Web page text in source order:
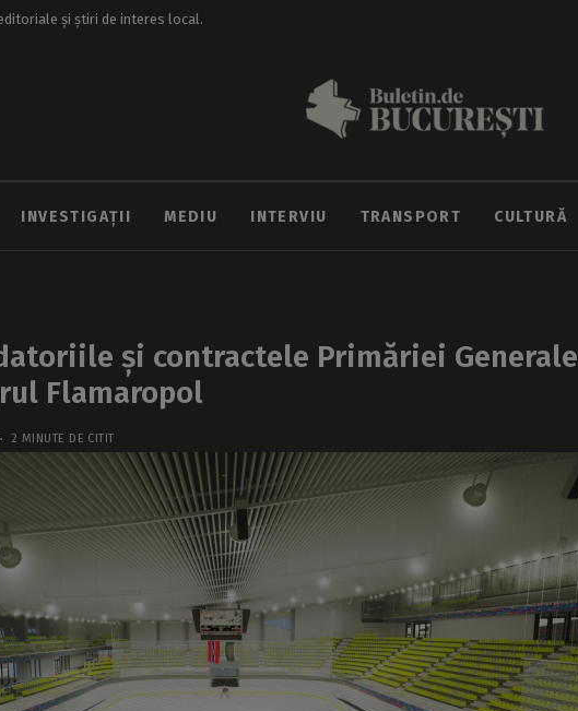
și știri de interes local.
INVESTIGAȚII MEDIU INTERVIU TRANSPORT CULTURĂ
și contractele Primăriei Generale
Flamaropol
2 MINUTE DE CITIT